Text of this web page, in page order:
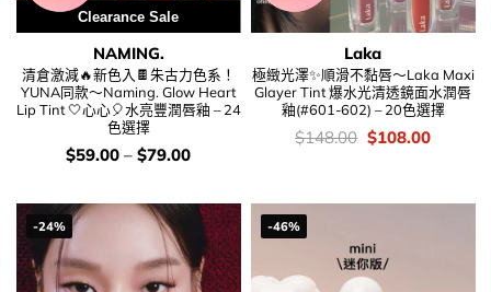
Clearance Sale
NAMING.
清倉激減🔥新色入🍫朱古力色系！
YUNA同款～Naming. Glow Heart
Lip Tint 🤍心心🎈水亮豐潤唇釉 – 24
色選擇
價
錢：
$59.00 – $79.00
Laka
極緻光澤✨順滑不黏唇～Laka Maxi
Glayer Tint 爆水光清透鏡面水潤唇
釉(#601-602) – 20色選擇
價
錢：
$148.00 Original
price
$108.00Current
-24% -46%